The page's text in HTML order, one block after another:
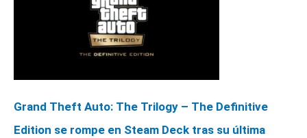
Grand Theft Auto: The Trilogy – The Definitive
Edition se rompe en Steam Deck tras su última